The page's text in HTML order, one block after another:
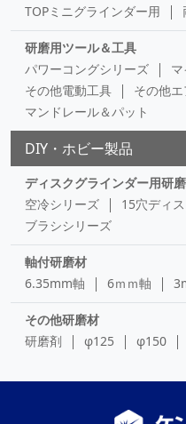
TOPミニグラインダー用
研磨用ツール＆工具
パワーコングシリーズ
その他電動工具
その他
マンドレール＆パット
DIY・ホビー製品
ディスクグラインダー用研
空冷シリーズ
15穴ディ
ブラシシリーズ
軸付研磨材
6.35mm軸
6ｍｍ軸
その他研磨材
研磨剤
φ125 φ150